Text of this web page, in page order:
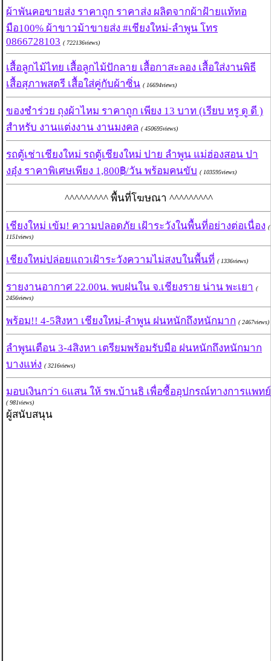
ผ้าพันคอขายส่ง ราคาถูก ราคาส่ง ผลิตจากผ้าฝ้ายแท้ทอ
มือ100% ผ้าขาวม้าขายส่ง #เชียงใหม่-ลำพูน โทร
0866728103 ( 722136views)
เสื้อลูกไม้ไทย เสื้อลูกไม้ปักลาย เสื้อกาสะลอง เสื้อใส่งานพิธี
เสื้อสุภาพสตรี เสื้อใส่คู่กับผ้าซิ่น ( 16694views)
ของชำร่วย ถุงผ้าไหม ราคาถูก เพียง 13 บาท (เรียบ หรู ดู ดี )
สำหรับ งานแต่งงาน งานมงคล ( 450695views)
รถตู้เช่าเชียงใหม่ รถตู้เชียงใหม่ ปาย ลำพูน แม่ฮ่องสอน ปา
งอุ๋ง ราคาพิเศษเพียง 1,800฿/วัน พร้อมคนขับ ( 103595views)
^^^^^^^^^ พื้นที่โฆษณา ^^^^^^^^^
เชียงใหม่ เข้ม! ความปลอดภัย เฝ้าระวังในพื้นที่อย่างต่อเนื่อง (
1151views)
เชียงใหม่ปล่อยแถวเฝ้าระวังความไม่สงบในพื้นที่ ( 1336views)
รายงานอากาศ 22.00น. พบฝนใน จ.เชียงราย น่าน พะเยา (
2456views)
พร้อม!! 4-5สิงหา เชียงใหม่-ลำพูน ฝนหนักถึงหนักมาก ( 2467views)
ลำพูนเตือน 3-4สิงหา เตรียมพร้อมรับมือ ฝนหนักถึงหนักมาก
บางแห่ง ( 3216views)
มอบเงินกว่า 6แสน ให้ รพ.บ้านธิ เพื่อซื้ออุปกรณ์ทางการแพทย์
( 981views)
ผู้สนับสนุน